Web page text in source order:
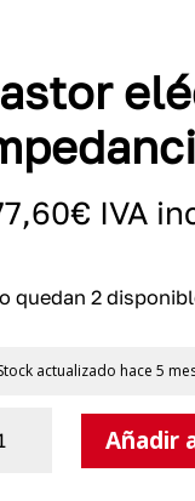
€ IVA
quedan 2
actualizado hace 5
Añadir